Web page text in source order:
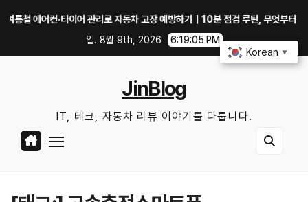
에어컨·타이어 관리로 자동차 고장 예방하기｜10분 점검 루틴, 무엇부터 확인할까?
일. 8월 9th, 2026
6:19:05 PM
JinBlog
IT, 테크, 자동차 리뷰 이야기를 다룹니다.
Korean ▼